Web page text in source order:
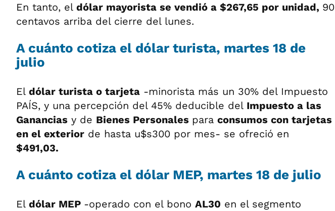
En tanto, el dólar mayorista se vendió a $267,65 por unidad, 90
centavos arriba del cierre del lunes.
A cuánto cotiza el dólar turista, martes 18 de
julio
El dólar turista o tarjeta -minorista más un 30% del Impuesto
PAÍS, y una percepción del 45% deducible del Impuesto a las
Ganancias y de Bienes Personales para consumos con tarjetas
en el exterior de hasta u$s300 por mes- se ofreció en
$491,03.
A cuánto cotiza el dólar MEP, martes 18 de julio
El dólar MEP -operado con el bono AL30 en el segmento